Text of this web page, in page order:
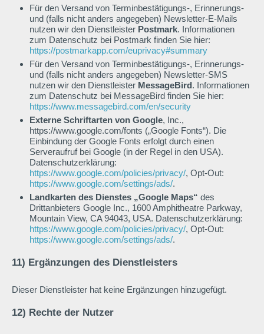
Für den Versand von Terminbestätigungs-, Erinnerungs-
und (falls nicht anders angegeben) Newsletter-E-Mails
nutzen wir den Dienstleister Postmark. Informationen
zum Datenschutz bei Postmark finden Sie hier:
https://postmarkapp.com/euprivacy#summary
Für den Versand von Terminbestätigungs-, Erinnerungs-
und (falls nicht anders angegeben) Newsletter-SMS
nutzen wir den Dienstleister MessageBird. Informationen
zum Datenschutz bei MessageBird finden Sie hier:
https://www.messagebird.com/en/security
Externe Schriftarten von Google, Inc.,
https://www.google.com/fonts („Google Fonts“). Die
Einbindung der Google Fonts erfolgt durch einen
Serveraufruf bei Google (in der Regel in den USA).
Datenschutzerklärung:
https://www.google.com/policies/privacy/, Opt-Out:
https://www.google.com/settings/ads/.
Landkarten des Dienstes „Google Maps“ des
Drittanbieters Google Inc., 1600 Amphitheatre Parkway,
Mountain View, CA 94043, USA. Datenschutzerklärung:
https://www.google.com/policies/privacy/, Opt-Out:
https://www.google.com/settings/ads/.
11) Ergänzungen des Dienstleisters
Dieser Dienstleister hat keine Ergänzungen hinzugefügt.
12) Rechte der Nutzer